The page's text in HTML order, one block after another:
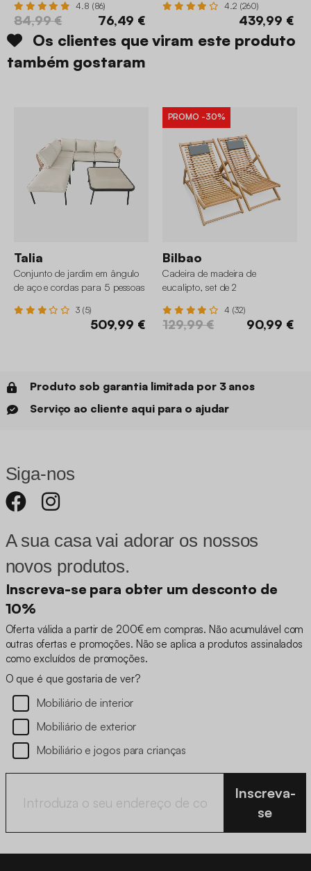
4.8 (86)
84,99 € 76,49 €
4.2 (260)
439,99 €
Os clientes que viram este produto
também gostaram
Talia
Conjunto de jardim em ângulo
de aço e cordas para 5 pessoas
3 (5)
509,99 €
PROMO -30%
Bilbao
Cadeira de madeira de
eucalipto, set de 2
4 (32)
129,99 € 90,99 €
Produto sob garantia limitada por 3 anos
Serviço ao cliente aqui para o ajudar
Siga-nos
A sua casa vai adorar os nossos
novos produtos.
Inscreva-se para obter um desconto de
10%
Oferta válida a partir de 200€ em compras. Não acumulável com
outras ofertas e promoções. Não se aplica a produtos assinalados
como excluídos de promoções.
O que é que gostaria de ver?
Mobiliário de interior
Mobiliário de exterior
Mobiliário e jogos para crianças
Inscreva-
se